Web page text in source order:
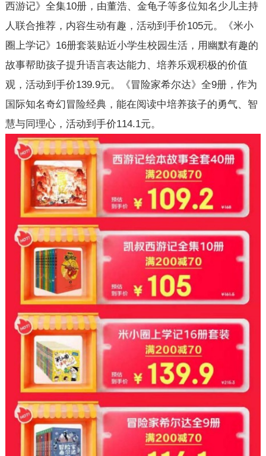
西游记》全集10册，由董浩、金龟子等多位知名少儿主持
人联合推荐，内容生动有趣，活动到手价105元。《米小
圈上学记》16册套装贴近小学生校园生活，用幽默有趣的
故事帮助孩子提升语言表达能力、培养乐观积极的价值
观，活动到手价139.9元。《冒险家希尔达》全9册，作为
国际知名奇幻冒险经典，能在阅读中培养孩子的勇气、智
慧与同理心，活动到手价114.1元。